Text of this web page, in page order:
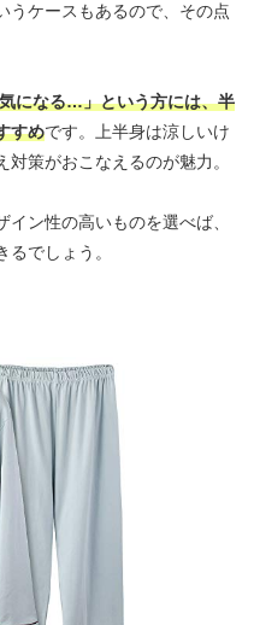
うケースもあるので、その点
になる…」という方には、半
すめです。上半身は涼しいけ
策がおこなえるのが魅力。
ン性の高いものを選べば、
でしょう。